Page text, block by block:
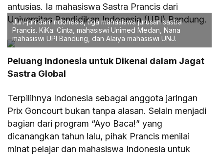
antusias. Ia mahasiswa Sastra Prancis dari
Universitas Pendidikan Indonesia (UPI) Bandung.
Juri-juri dari Indonesia, tiga mahasiswa jurusan sastra
Prancis. KiKa: Cinta, mahasiswi Unimed Medan, Nana
mahasiswi UPI Bandung, dan Alaiya mahasiswi UNJ.
Peluang Indonesia untuk Dikenal dalam Jagat
Sastra Global
Terpilihnya Indonesia sebagai anggota jaringan
Prix Goncourt bukan tanpa alasan. Selain menjadi
bagian dari program “Ayo Baca!” yang
dicanangkan tahun lalu, pihak Prancis menilai
minat pelajar dan mahasiswa Indonesia untuk